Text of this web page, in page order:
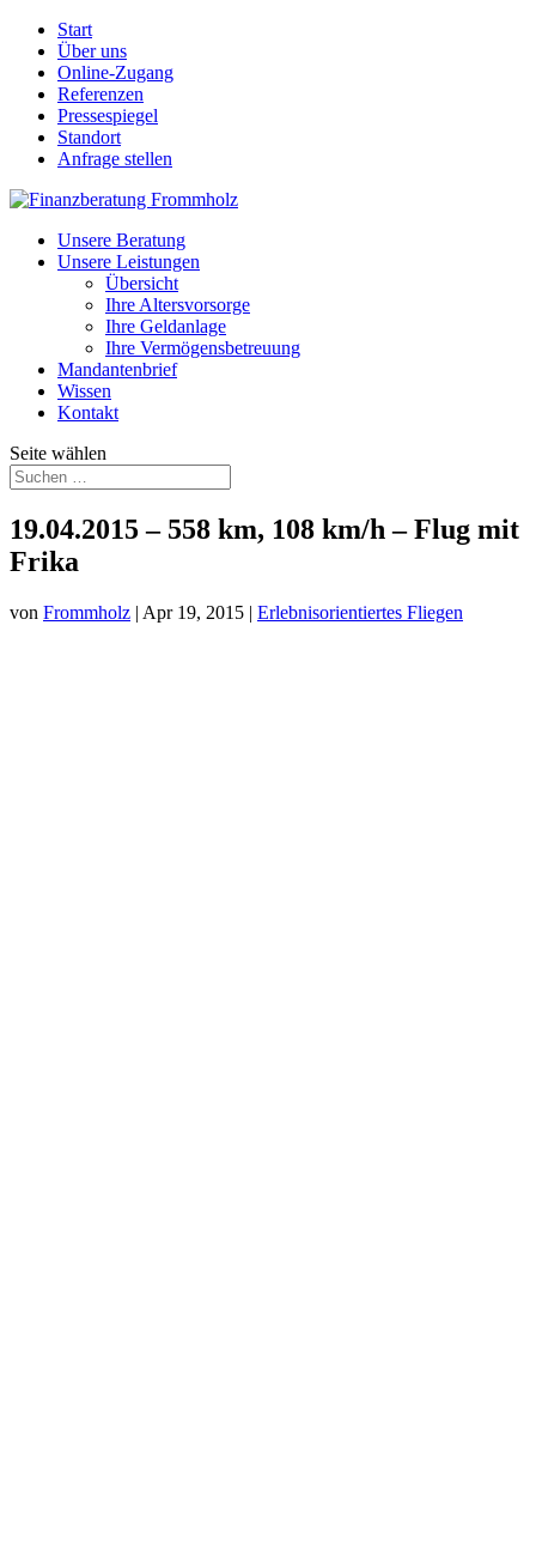
Start
Über uns
Online-Zugang
Referenzen
Pressespiegel
Standort
Anfrage stellen
Unsere Beratung
Unsere Leistungen
Übersicht
Ihre Altersvorsorge
Ihre Geldanlage
Ihre Vermögensbetreuung
Mandantenbrief
Wissen
Kontakt
Seite wählen
19.04.2015 – 558 km, 108 km/h – Flug mit
Frika
von Frommholz | Apr 19, 2015 | Erlebnisorientiertes Fliegen